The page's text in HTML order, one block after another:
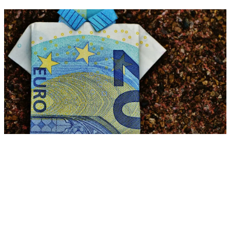
Benefits
Lohnnebenkosten senken mit smarten Benefits fürs
Nettoeinkommen
ZW
Zora Wolbert
28. Juli 2025